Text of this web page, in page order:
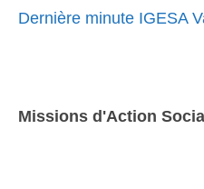
Dernière minute IGESA
Missions d'Action